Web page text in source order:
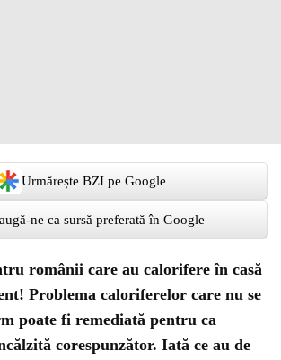
Urmărește BZI pe Google
ne ca sursă preferată în Google
românii care au calorifere în casă
Problema caloriferelor care nu se
poate fi remediată pentru ca
corespunzător. Iată ce au de